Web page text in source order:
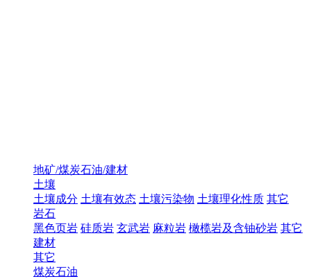
地矿/煤炭石油/建材
土壤
土壤成分 土壤有效态 土壤污染物 土壤理化性质 其它
岩石
黑色页岩 硅质岩 玄武岩 麻粒岩 橄榄岩及含铀砂岩 其它
建材
其它
煤炭石油